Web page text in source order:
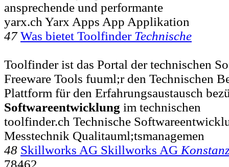
ansprechende und performante
yarx.ch Yarx Apps App Applikation
47 Was bietet Toolfinder Technische
Toolfinder ist das Portal der technischen
Freeware Tools fuuml;r den Technischen
Plattform für den Erfahrungsaustausch
Softwareentwicklung im technischen
toolfinder.ch Technische
Messtechnik Qualitauml;tsmanagemen
48 Skillworks AG Skillworks AG
78462